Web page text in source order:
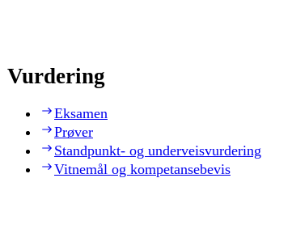
Vurdering
Eksamen
Prøver
Standpunkt- og underveisvurdering
Vitnemål og kompetansebevis